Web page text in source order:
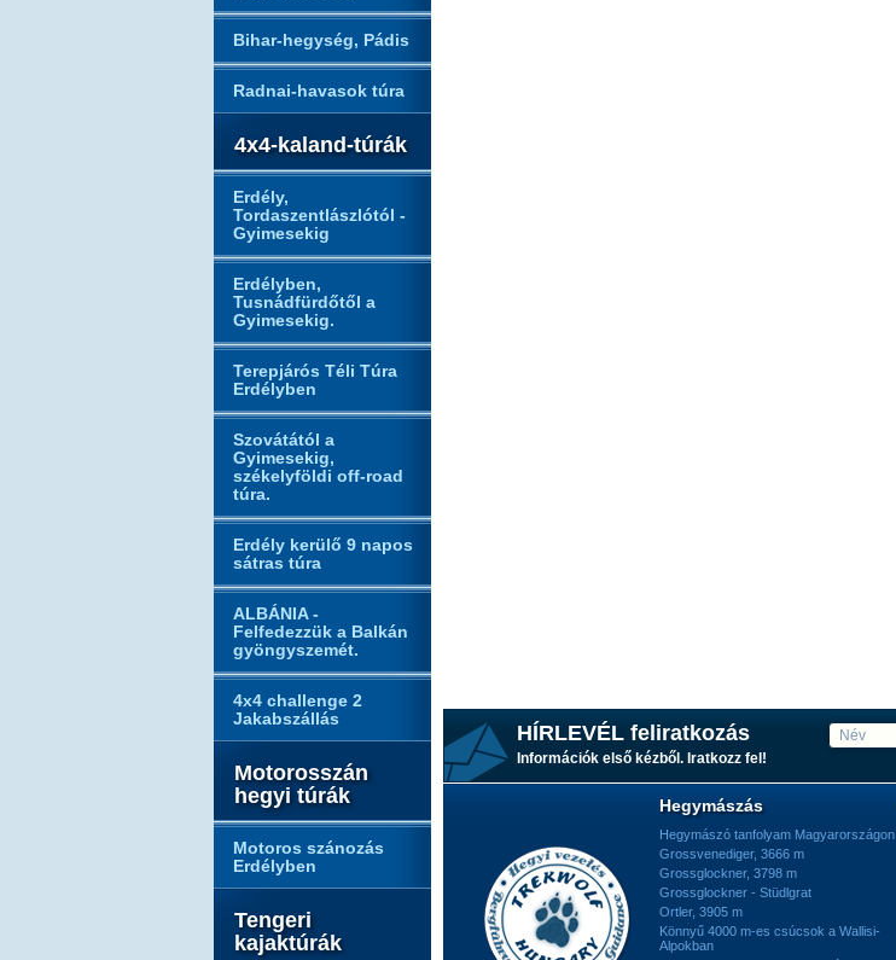
Bihar-hegység, Pádis
Radnai-havasok túra
4x4-kaland-túrák
Erdély,
Tordaszentlászlótól -
Gyimesekig
Erdélyben,
Tusnádfürdőtől a
Gyimesekig.
Terepjárós Téli Túra
Erdélyben
Szovátától a
Gyimesekig,
székelyföldi off-road
túra.
Erdély kerülő 9 napos
sátras túra
ALBÁNIA -
Felfedezzük a Balkán
gyöngyszemét.
4x4 challenge 2
Jakabszállás
Motorosszán
hegyi túrák
Motoros szánozás
Erdélyben
Tengeri
kajaktúrák
HÍRLEVÉL feliratkozás
Információk első kézből. Iratkozz fel!
Hegymászás
Hegymászó tanfolyam Magyarországon
Grossvenediger, 3666 m
Grossglockner, 3798 m
Grossglockner - Stüdlgrat
Ortler, 3905 m
Könnyű 4000 m-es csúcsok a Wallisi-
Alpokban